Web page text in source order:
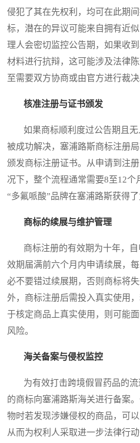
侵犯了其在先权利，均可在此期
标，潜在的异议可能来自拥有近
理人会密切监控公告期，如果收
材料进行抗辩，这可能涉及法律
至需要双方协商或由官方进行裁决
核准注册与证书颁发
如果商标顺利度过公告期且无
被成功解决，塞浦路斯商标注册
颁发商标注册证书。从申请到注
况下，整个流程通常需要8至12
“多氟哌酸”品牌在塞浦路斯获得
商标的续展与维护管理
商标注册的有效期为十年，自
效期届满前六个月内申请续展，
必不要错过续展期，否则商标将
外，商标注册后需投入真实使用
于核定商品上真实使用，则可能
风险。
海关备案与侵权监控
为有效打击跨境假冒药品的流
的商标向塞浦路斯海关进行备案
物时若发现涉嫌侵权的商品，可
从而为权利人采取进一步法律行